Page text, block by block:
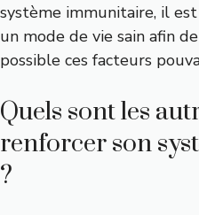
système immunitaire, il
un mode de vie sain afin
possible ces facteurs
Quels sont les
renforcer son
?